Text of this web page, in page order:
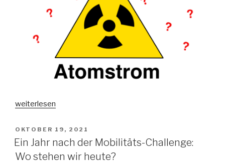
„Die
mit
der
Kernenergie:
weiterlesen
VERÖFFENTLICHT
AM
OKTOBER 19, 2021
Ein Jahr nach der Mobilitäts-Challenge:
Wo stehen wir heute?